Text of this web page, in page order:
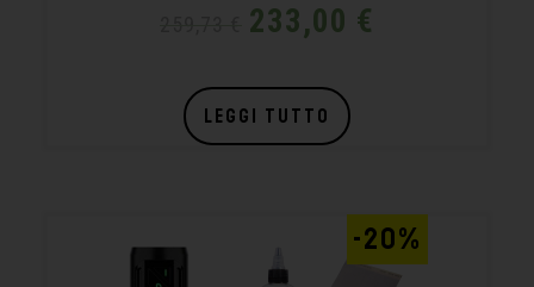
233,00 €
LEGGI TUTTO
-20%